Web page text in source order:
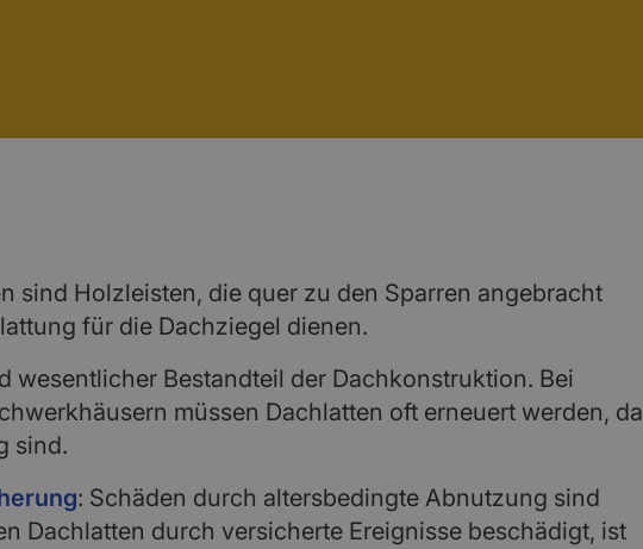
sind Holzleisten, die quer zu den Sparren angebracht
für die Dachziegel dienen.
wesentlicher Bestandteil der Dachkonstruktion. Bei
müssen Dachlatten oft erneuert werden, da
sind.
: Schäden durch altersbedingte Abnutzung sind
Dachlatten durch versicherte Ereignisse beschädigt, ist